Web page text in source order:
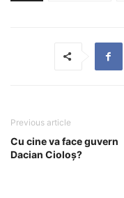
Previous article
Cu cine va face guvern
Dacian Cioloș?